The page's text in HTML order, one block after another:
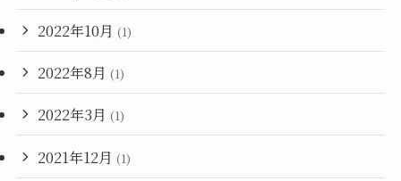
2022年10月 (1)
2022年8月 (1)
2022年3月 (1)
2021年12月 (1)